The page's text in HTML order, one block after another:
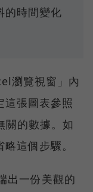
的時間變化
瀏覽視窗」內
這張圖表參照
關的數據。如
這個步驟。
出一份美觀的